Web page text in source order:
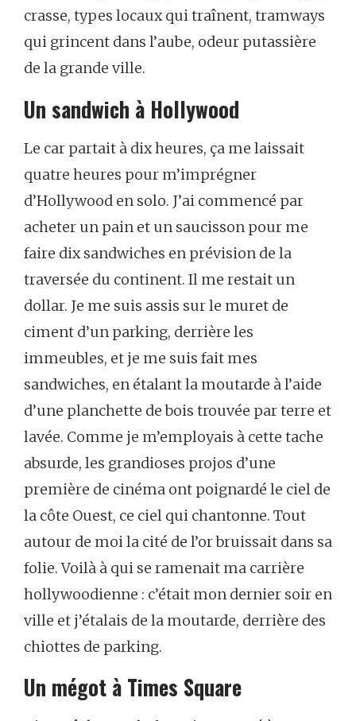
crasse, types locaux quitraînent, tramways
qui grincent dans l’aube, odeur putassière
de la grande ville.
Un sandwich à Hollywood
Le car partait à dixheures, ça me laissait
quatre heures pour m’imprégner
d’Hollywood en solo. J’ai commencé par
acheter un pain et un saucisson pour me
faire dix sandwiches en prévision de la
traversée du continent. Il me restait un
dollar. Je me suis assis surle muret de
ciment d’un parking, derrière les
immeubles, et je me suis fait mes
sandwiches, en étalantla moutarde à l’aide
d’une planchette de bois trouvée parterre et
lavée. Comme je m’employais à cette tache
absurde, les grandioses projos d’une
première de cinéma ont poignardé le ciel de
la côte Ouest, ce ciel qui chantonne. Tout
autour de moi la cité de l’orbruissait dans sa
folie. Voilà à qui se ramenait ma carrière
hollywoodienne : c’était mon dernier soir en
ville et j’étalais de la moutarde, derrière des
chiottes de parking.
Un mégot à Times Square